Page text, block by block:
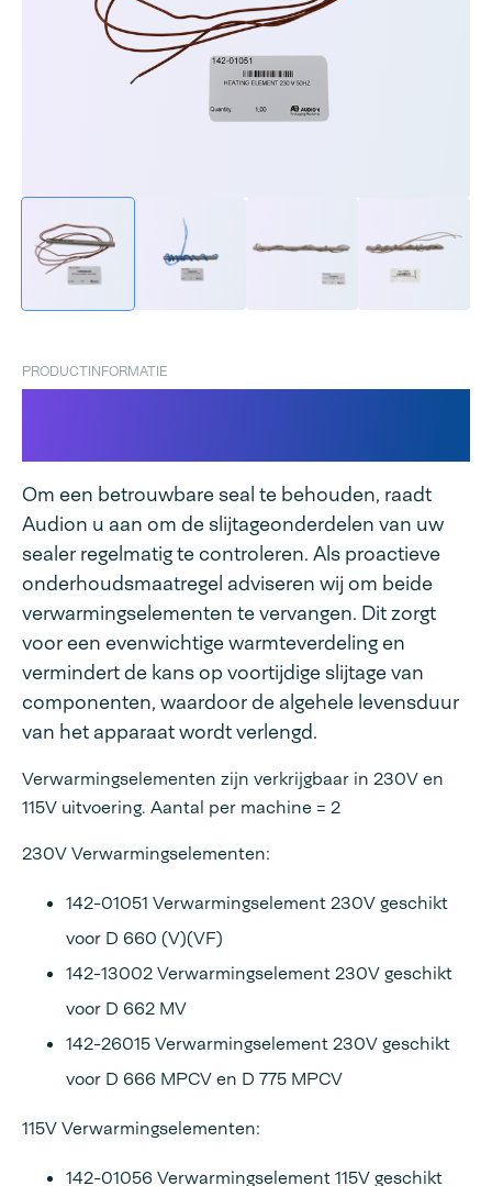
PRODUCTINFORMATIE
Om een betrouwbare seal te behouden, raadt
Audion u aan om de slijtageonderdelen van uw
sealer regelmatig te controleren. Als proactieve
onderhoudsmaatregel adviseren wij om beide
verwarmingselementen te vervangen. Dit zorgt
voor een evenwichtige warmteverdeling en
vermindert de kans op voortijdige slijtage van
componenten, waardoor de algehele levensduur
van het apparaat wordt verlengd.
Verwarmingselementen zijn verkrijgbaar in 230V en
115V uitvoering. Aantal per machine = 2
230V Verwarmingselementen:
142-01051 Verwarmingselement 230V geschikt
voor D 660 (V)(VF)
142-13002 Verwarmingselement 230V geschikt
voor D 662 MV
142-26015 Verwarmingselement 230V geschikt
voor D 666 MPCV en D 775 MPCV
115V Verwarmingselementen:
142-01056 Verwarmingselement 115V geschikt